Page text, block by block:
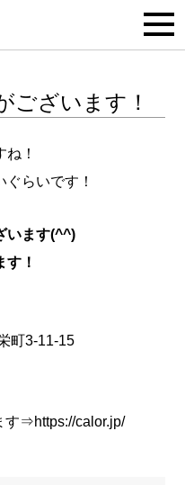
ございます！
！
らいです！
います(^^)
！
町3-11-15
す⇒https://calor.jp/